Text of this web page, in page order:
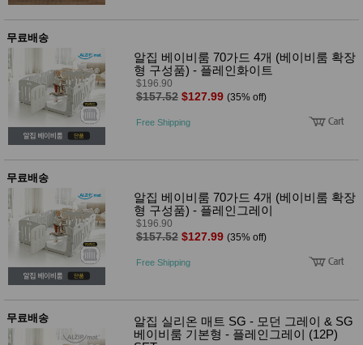
무료배송
알집 베이비룸 70가드 4개 (베이비룸 확장
형 구성품) - 플레인화이트
$196.90
$157.52 $127.99 (35% off)
Free Shipping
무료배송
알집 베이비룸 70가드 4개 (베이비룸 확장
형 구성품) - 플레인그레이
$196.90
$157.52 $127.99 (35% off)
Free Shipping
무료배송
알집 실리온 매트 SG - 모던 그레이 & SG
베이비룸 기본형 - 플레인그레이 (12P)